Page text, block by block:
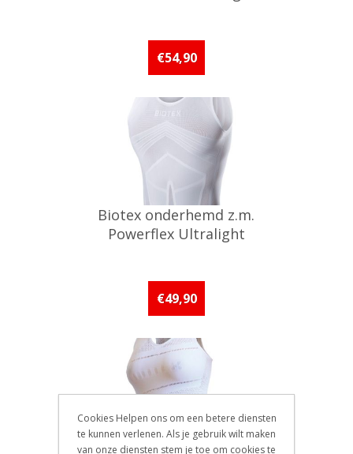
€54,90
Biotex onderhemd z.m.
Powerflex Ultralight
€49,90
Cookies Helpen ons om een betere diensten
te kunnen verlenen. Als je gebruik wilt maken
van onze diensten stem je toe om cookies te